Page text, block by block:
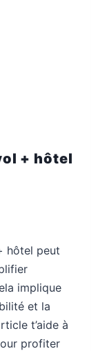
+ hôtel
hôtel peut
implique
et la
t’aide à
profiter